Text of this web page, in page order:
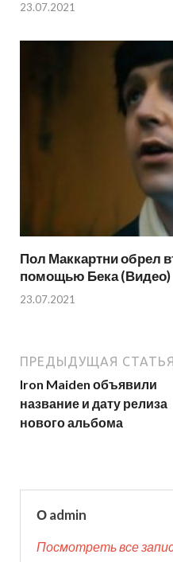
23.07.2021
Пол Маккартни обрел
помощью Бека (Видео)
23.07.2021
ПРЕДЫДУЩАЯ СТАТЬЯ
Iron Maiden объявили
название и дату релиза
нового альбома
О admin
Посмотреть все